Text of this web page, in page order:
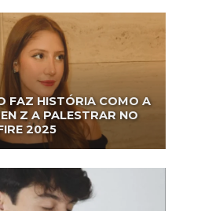
FAZ HISTÓRIA COMO A
Z A PALESTRAR NO
2025